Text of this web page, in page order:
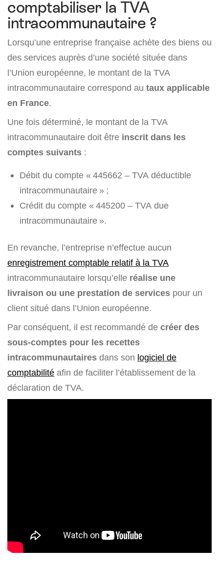
comptabiliser la TVA
intracommunautaire ?
Lorsqu’une entreprise française achète des biens ou
des services auprès d’une société située dans
l’Union européenne, le montant de la TVA
intracommunautaire correspond au taux applicable
en France.
Une fois déterminé, le montant de la TVA
intracommunautaire doit être inscrit dans les
comptes suivants :
Débit du compte « 445662 – TVA déductible
intracommunautaire » ;
Crédit du compte « 445200 – TVA due
intracommunautaire ».
En revanche, l’entreprise n’effectue aucun
enregistrement comptable relatif à la TVA
intracommunautaire lorsqu’elle réalise une
livraison ou une prestation de services pour un
client situé dans l’Union européenne.
Par conséquent, il est recommandé de créer des
sous-comptes pour les recettes
intracommunautaires dans son logiciel de
comptabilité afin de faciliter l’établissement de la
déclaration de TVA.